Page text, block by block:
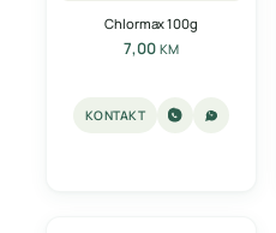
Chlormax 100g
7,00 KM
KONTAKT